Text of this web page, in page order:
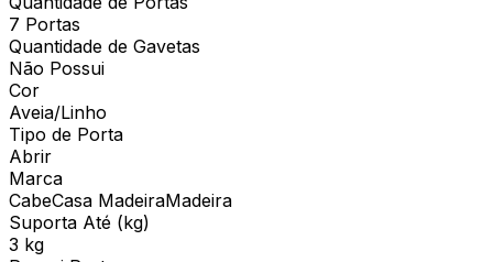
7 Portas
Quantidade de Gavetas
Não Possui
Cor
Aveia/Linho
Tipo de Porta
Abrir
Marca
CabeCasa MadeiraMadeira
Suporta Até (kg)
3 kg